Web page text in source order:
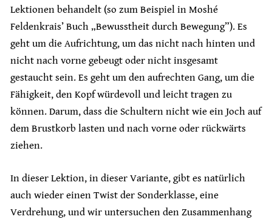
Lektionen behandelt (so zum Beispiel in Moshé
Feldenkrais’ Buch „Bewusstheit durch Bewegung”). Es
geht um die Aufrichtung, um das nicht nach hinten und
nicht nach vorne gebeugt oder nicht insgesamt
gestaucht sein. Es geht um den aufrechten Gang, um die
Fähigkeit, den Kopf würdevoll und leicht tragen zu
können. Darum, dass die Schultern nicht wie ein Joch auf
dem Brustkorb lasten und nach vorne oder rückwärts
ziehen.
In dieser Lektion, in dieser Variante, gibt es natürlich
auch wieder einen Twist der Sonderklasse, eine
Verdrehung, und wir untersuchen den Zusammenhang